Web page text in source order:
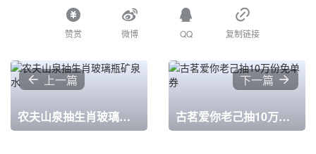
赞赏 微博 QQ 复制链接
上一篇
农夫山泉抽生肖玻璃瓶矿泉水
下一篇
古茗爱你老己抽10万份免单券